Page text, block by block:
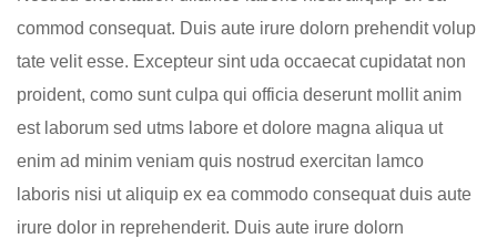
commod consequat. Duis aute irure dolorn prehendit volup
tate velit esse. Excepteur sint uda occaecat cupidatat non
proident, como sunt culpa qui officia deserunt mollit anim
est laborum sed utms labore et dolore magna aliqua ut
enim ad minim veniam quis nostrud exercitan lamco
laboris nisi ut aliquip ex ea commodo consequat duis aute
irure dolor in reprehenderit. Duis aute irure dolorn